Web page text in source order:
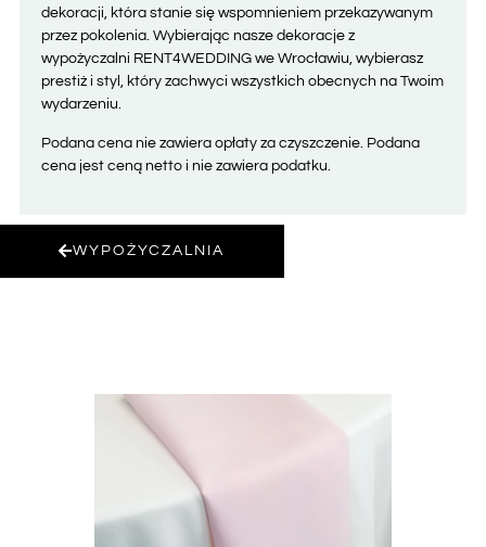
dekoracji, która stanie się wspomnieniem przekazywanym
przez pokolenia. Wybierając nasze dekoracje z
wypożyczalni RENT4WEDDING we Wrocławiu, wybierasz
prestiż i styl, który zachwyci wszystkich obecnych na Twoim
wydarzeniu.
Podana cena nie zawiera opłaty za czyszczenie. Podana
cena jest ceną netto i nie zawiera podatku.
WYPOŻYCZALNIA